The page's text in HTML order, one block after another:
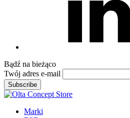
Bądź na bieżąco
Twój adres e-mail
Subscribe
Marki